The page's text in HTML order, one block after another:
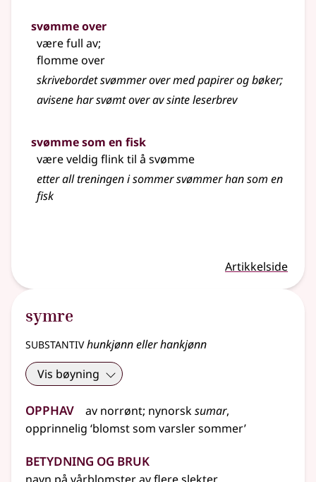
svømme over
være full av;
flomme over
skrivebordetsvømmerover med papirer og bøker;
avisene har svømt over av sinte leserbrev
svømme som en fisk
være veldig flink til å svømme
etter all treningen i sommersvømmerhan som en
fisk
Artikkelside
symre
substantivhunkjønn eller hankjønn
Vis bøyning
Opphav av norrønt; nynorsksumar,
opprinnelig ‘blomst som varsler sommer’
Betydning og bruk